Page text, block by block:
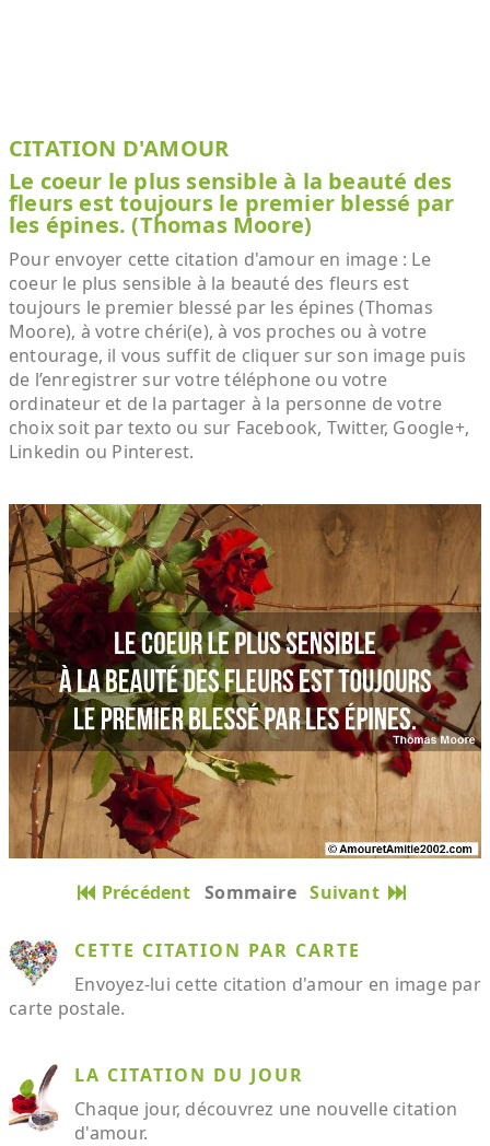
CITATION D'AMOUR
Le coeur le plus sensible à la beauté des
fleurs est toujours le premier blessé par
les épines. (Thomas Moore)
Pour envoyer cette citation d'amour en image : Le
coeur le plus sensible à la beauté des fleurs est
toujours le premier blessé par les épines (Thomas
Moore), à votre chéri(e), à vos proches ou à votre
entourage, il vous suffit de cliquer sur son image puis
de l’enregistrer sur votre téléphone ou votre
ordinateur et de la partager à la personne de votre
choix soit par texto ou sur Facebook, Twitter, Google+,
Linkedin ou Pinterest.
Précédent Sommaire Suivant
CETTE CITATION PAR CARTE
Envoyez-lui cette citation d'amour en image par
carte postale.
LA CITATION DU JOUR
Chaque jour, découvrez une nouvelle citation
d'amour.